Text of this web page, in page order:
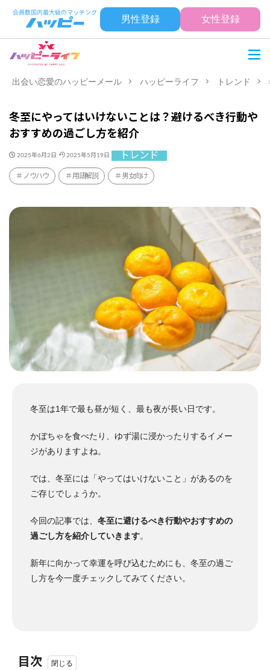
男性登録 女性登録
出会い恋愛のハッピーメール ハッピーライフ トレンド
冬至にやってはいけないことは？避けるべき行動や
おすすめの過ごし方を紹介
2025年6月2日 2025年5月19日 トレンド
ノウハウ 用語解説 男女向け
冬至は1年で最も昼が短く、最も夜が長い日です。
かぼちゃを食べたり、ゆず湯に浸かったりするイメー
ジがありますよね。
では、冬至には「やってはいけないこと」があるのを
ご存じでしょうか。
今回の記事では、 冬至に避けるべき行動やおすすめの
過ごし方を紹介していきます。
新年に向かって幸運を呼び込むためにも、冬至の過ご
し方を今一度チェックしてみてください。
目次